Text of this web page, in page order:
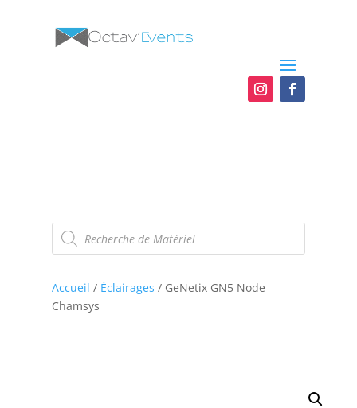
Recherche
de
produits
Accueil / Éclairages / GeNetix GN5 Node
Chamsys